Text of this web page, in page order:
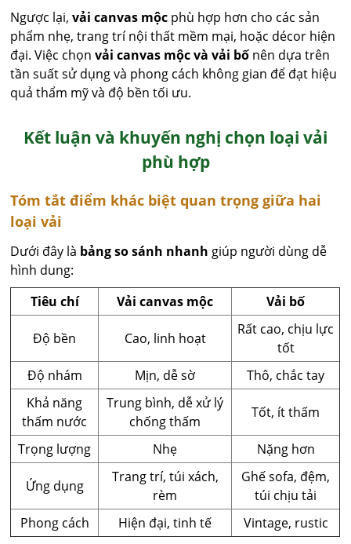
Ngược lại,vải canvas mộc phù hợp hơn cho các sản
phẩm nhẹ, trang trí nội thất mềm mại, hoặc décor hiện
đại. Việc chọnvải canvas mộc và vải bố nên dựa trên
tần suất sử dụng và phong cách không gian để đạt hiệu
quả thẩm mỹ và độ bền tối ưu.
Kết luận và khuyến nghị chọn loại vải
phù hợp
Tóm tắt điểm khác biệt quan trọng giữa hai
loại vải
Dưới đây là bảng so sánh nhanh giúp người dùng dễ
hình dung:
Tiêu chí
Vải canvas mộc Vải bố
Độ bền Cao, linh hoạt
Rất cao, chịu lực
tốt
Độ nhám
Mịn, dễ sờ
Thô, chắc tay
Khả năng
thấm nước
Trung bình, dễ xử lý
chống thấm
Tốt, ít thấm
Trọng lượng Nhẹ Nặng hơn
Ứng dụng
Trang trí, túi xách,
rèm
Ghế sofa, đệm,
túi chịu tải
Phong cách
Hiện đại, tinh tế
Vintage, rustic